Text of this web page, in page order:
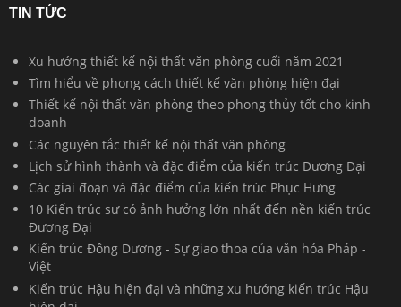
TIN TỨC
Xu hướng thiết kế nội thất văn phòng cuối năm 2021
Tìm hiểu về phong cách thiết kế văn phòng hiện đại
Thiết kế nội thất văn phòng theo phong thủy tốt cho kinh
doanh
Các nguyên tắc thiết kế nội thất văn phòng
Lịch sử hình thành và đặc điểm của kiến trúc Đương Đại
Các giai đoạn và đặc điểm của kiến trúc Phục Hưng
10 Kiến trúc sư có ảnh hưởng lớn nhất đến nền kiến trúc
Đương Đại
Kiến trúc Đông Dương - Sự giao thoa của văn hóa Pháp -
Việt
Kiến trúc Hậu hiện đại và những xu hướng kiến trúc Hậu